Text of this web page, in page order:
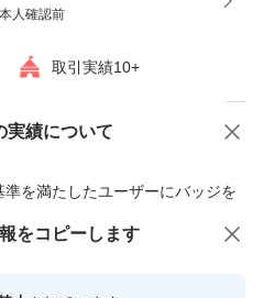
本人確認前
取引実績10+
実績について
を満たしたユーザーにバッジを
商品への質問
をコピーします
スメ